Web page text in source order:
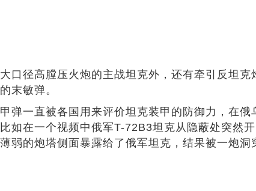
口径高膛压火炮的主战坦克外，还有牵引反坦
末敏弹。
弹一直被各国用来评价坦克装甲的防御力，在
如在一个视频中俄军T-72B3坦克从隐蔽处突然
弱的炮塔侧面暴露给了俄军坦克，结果被一炮洞